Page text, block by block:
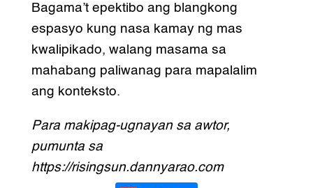
Bagama’t epektibo ang blangkong
espasyo kung nasa kamay ng mas
kwalipikado, walang masama sa
mahabang paliwanag para mapalalim
ang konteksto.
Para makipag-ugnayan sa awtor,
pumunta sa
https://risingsun.dannyarao.com